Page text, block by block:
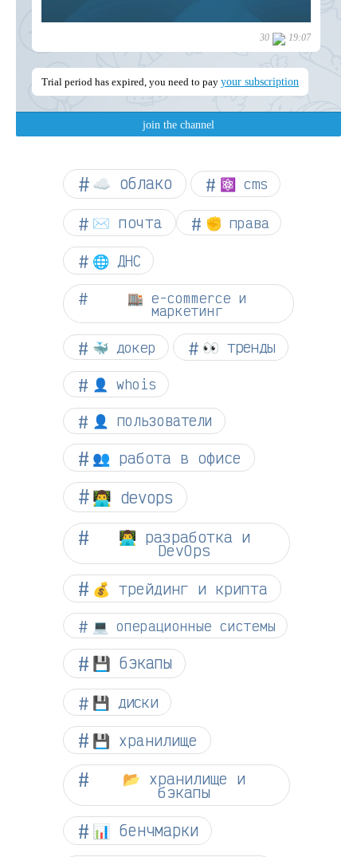
☁︎ облако ⚛ cms
✉️ почта ✊ права
🌐 ДНС
🏬 e-commerce и
маркетинг
🐳 докер 👀 тренды
👤 whois
👤 пользователи
👥 работа в офисе
👨‍💻 devops
👨‍💻 разработка и
DevOps
💰 трейдинг и крипта
💻 операционные системы
💾 бэкапы
💾 диски
💾 хранилище
📂 хранилище и
бэкапы
📊 бенчмарки